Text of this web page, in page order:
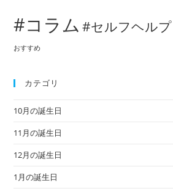
#コラム #セルフヘルプ
おすすめ
カテゴリ
10月の誕生日
11月の誕生日
12月の誕生日
1月の誕生日